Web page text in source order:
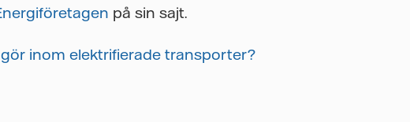
på sin sajt.
inom elektrifierade transporter?